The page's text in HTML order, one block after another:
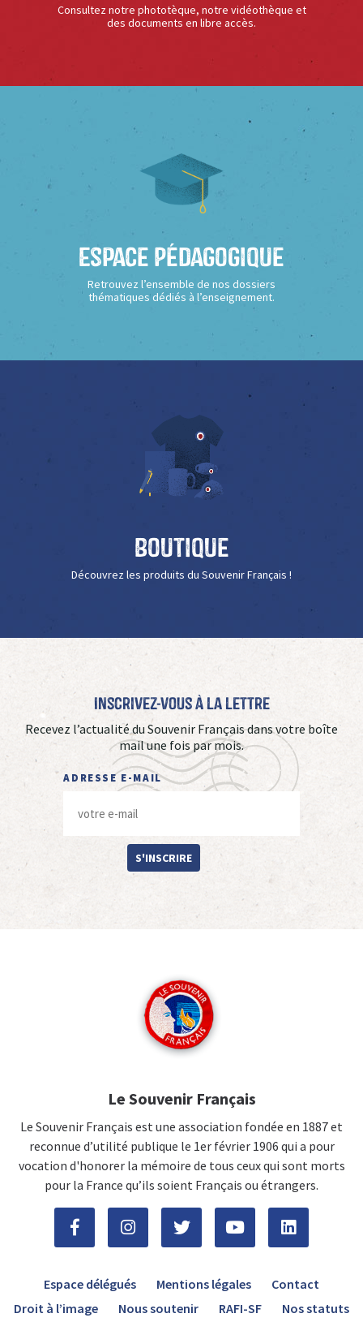
Consultez notre phototèque, notre vidéothèque et
des documents en libre accès.
Espace Pédagogique
Retrouvez l’ensemble de nos dossiers
thématiques dédiés à l’enseignement.
Boutique
Découvrez les produits du Souvenir Français !
Inscrivez-vous à La Lettre
Recevez l’actualité du Souvenir Français dans votre boîte
mail une fois par mois.
ADRESSE E-MAIL
S'INSCRIRE
Le Souvenir Français
Le Souvenir Français est une association fondée en 1887 et
reconnue d’utilité publique le 1er février 1906 qui a pour
vocation d'honorer la mémoire de tous ceux qui sont morts
pour la France qu’ils soient Français ou étrangers.
Espace délégués Mentions légales
Contact
Droit à l’image
Nous soutenir RAFI-SF Nos statuts